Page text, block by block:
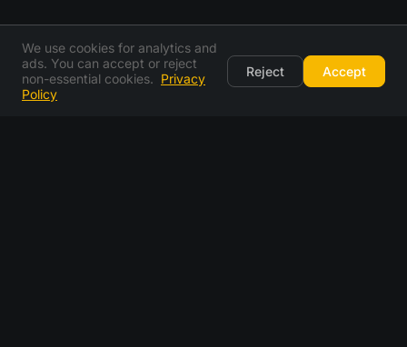
We use cookies for analytics and
ads. You can accept or reject
non-essential cookies. Privacy
Policy
Reject Accept